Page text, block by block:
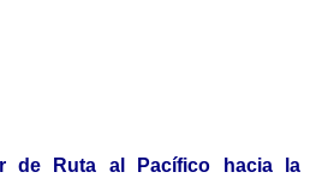
de Ruta al Pacífico hacia la